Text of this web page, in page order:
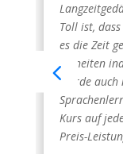
Toll ist,
es die Zeit
Einheiten
Werde auch
Kurs auf
Preis-